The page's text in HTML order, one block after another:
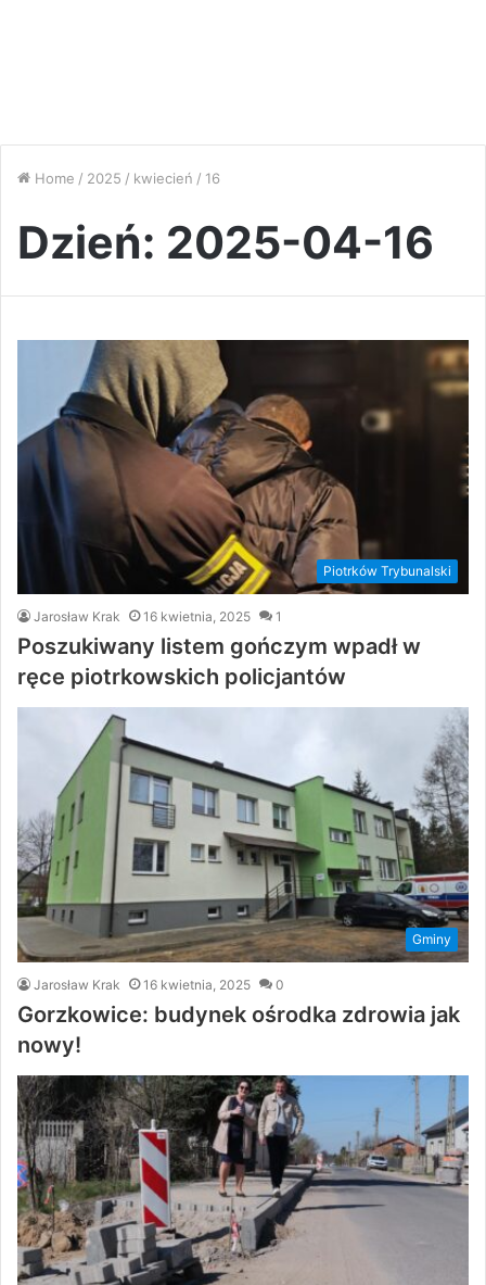
Home / 2025 / kwiecień / 16
Dzień: 2025-04-16
Piotrków Trybunalski
Jarosław Krak 16 kwietnia, 2025 1
Poszukiwany listem gończym wpadł w
ręce piotrkowskich policjantów
Gminy
Jarosław Krak 16 kwietnia, 2025 0
Gorzkowice: budynek ośrodka zdrowia jak
nowy!